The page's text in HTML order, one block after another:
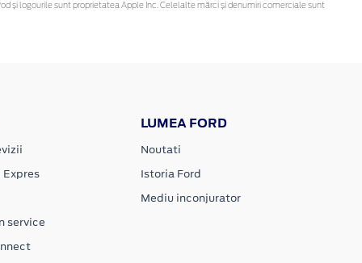
și logourile sunt proprietatea Apple Inc. Celelalte mărci și denumiri comerciale sunt
Expres
service
LUMEA FORD
Noutati
Istoria Ford
Mediu inconjurator